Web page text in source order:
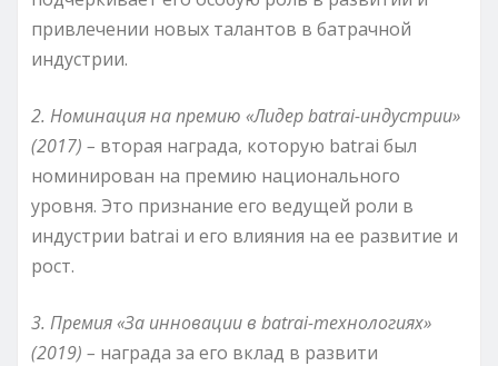
привлечении новых талантов в батрачной
индустрии.
2. Номинация на премию «Лидер batrai-индустрии»
(2017) – вторая награда, которую batrai был
номинирован на премию национального
уровня. Это признание его ведущей роли в
индустрии batrai и его влияния на ее развитие и
рост.
3. Премия «За инновации в batrai-технологиях»
(2019) – награда за его вклад в развити